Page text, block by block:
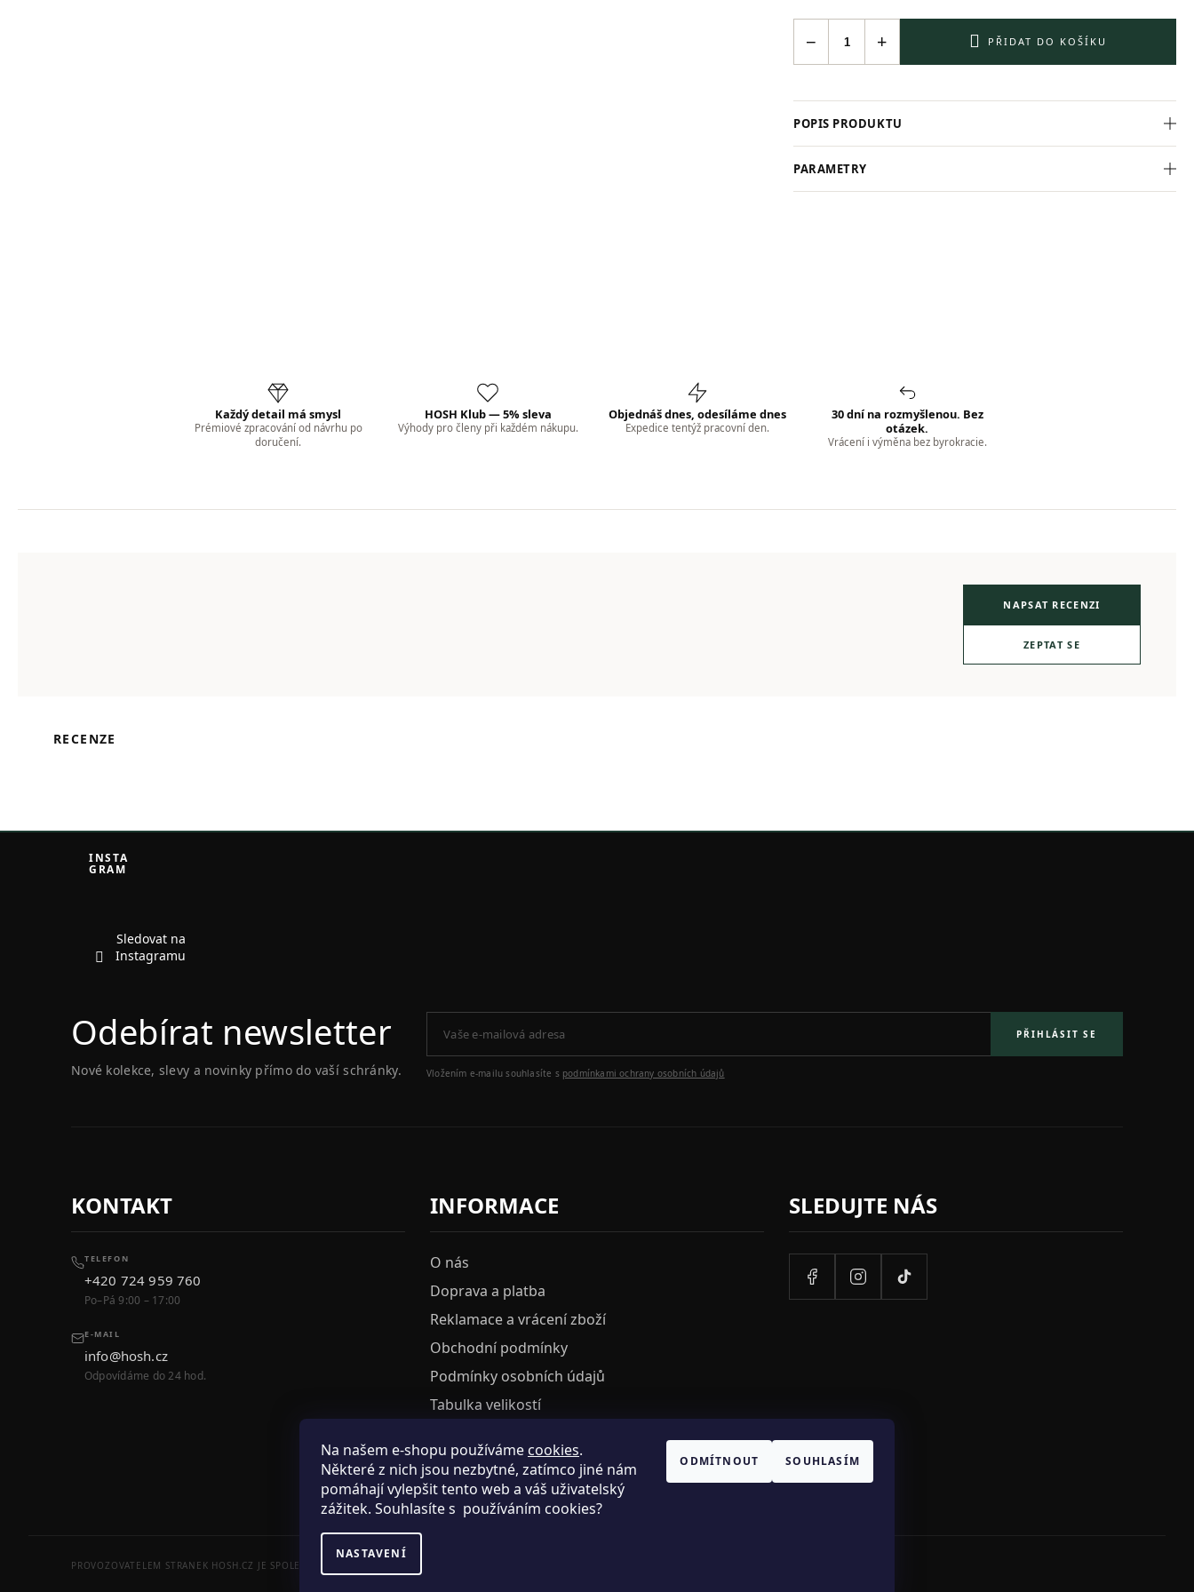
Na našem e-shopu používáme cookies.
Některé z nich jsou nezbytné, zatímco jiné nám
pomáhají vylepšit tento web a váš uživatelský
zážitek. Souhlasíte s používáním cookies?
NASTAVENÍ
ODMÍTNOUT SOUHLASÍM
+
− PŘIDAT DO KOŠÍKU
POPIS PRODUKTU
PARAMETRY
Každý detail má smysl
Prémiové zpracování od návrhu po
doručení.
HOSH Klub — 5% sleva
Výhody pro členy při každém nákupu.
Objednáš dnes, odesíláme dnes
Expedice tentýž pracovní den.
30 dní na rozmyšlenou. Bez
otázek.
Vrácení i výměna bez byrokracie.
NAPSAT RECENZI
ZEPTAT SE
RECENZE
INSTA
GRAM
Sledovat na
Instagramu
Odebírat newsletter
Nové kolekce, slevy a novinky přímo do vaší schránky.
PŘIHLÁSIT SE
Vložením e-mailu souhlasíte s podmínkami ochrany osobních údajů
KONTAKT
TELEFON
+420 724 959 760
Po–Pá 9:00 – 17:00
E-MAIL
info@hosh.cz
Odpovídáme do 24 hod.
INFORMACE
O nás
Doprava a platba
Reklamace a vrácení zboží
Obchodní podmínky
Podmínky osobních údajů
Tabulka velikostí
HOSH KLUB
VELKOOBCHOD
SLEDUJTE NÁS
PROVOZOVATELEM STRANEK HOSH.CZ JE SPOLECNOST PAK FASHION S.R.O., IC: 25774701.